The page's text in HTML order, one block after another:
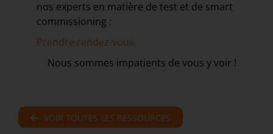
nos experts en matière de test et de smart
commissioning :
Prendre rendez-vous
Nous sommes impatients de vous y voir !
VOIR TOUTES LES RESSOURCES